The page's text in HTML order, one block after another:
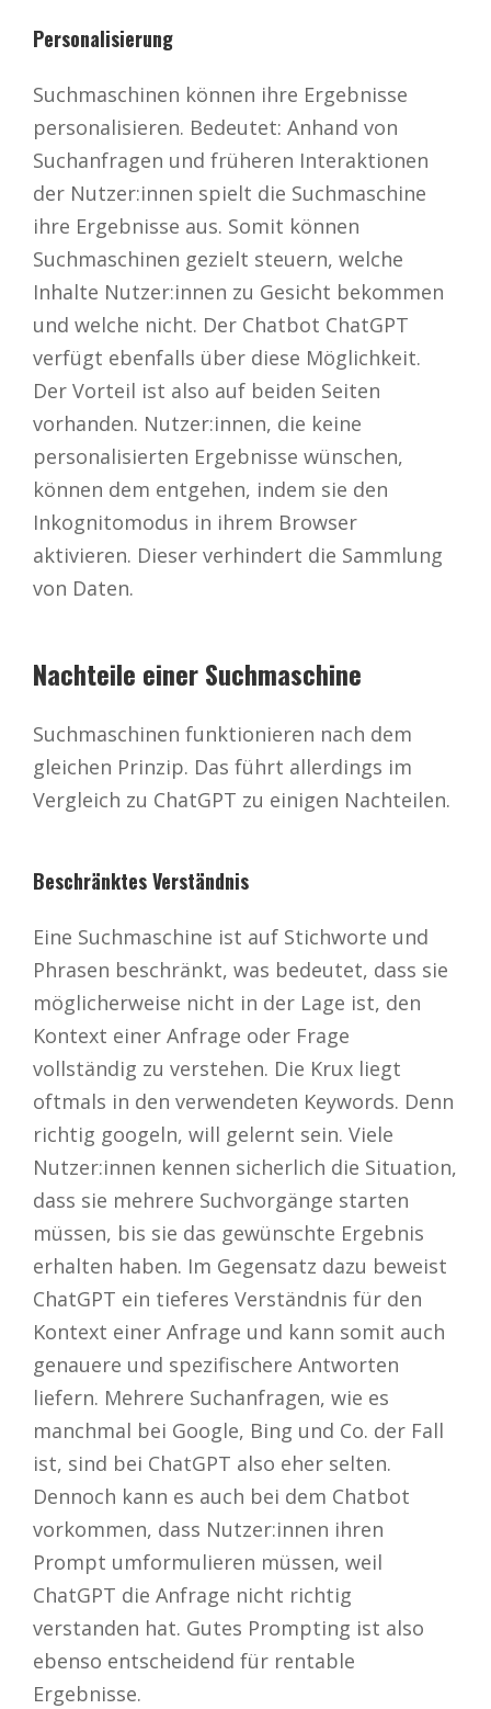
Personalisierung
Suchmaschinen können ihre Ergebnisse
personalisieren. Bedeutet: Anhand von
Suchanfragen und früheren Interaktionen
der Nutzer:innen spielt die Suchmaschine
ihre Ergebnisse aus. Somit können
Suchmaschinen gezielt steuern, welche
Inhalte Nutzer:innen zu Gesicht bekommen
und welche nicht. Der Chatbot ChatGPT
verfügt ebenfalls über diese Möglichkeit.
Der Vorteil ist also auf beiden Seiten
vorhanden. Nutzer:innen, die keine
personalisierten Ergebnisse wünschen,
können dem entgehen, indem sie den
Inkognitomodus in ihrem Browser
aktivieren. Dieser verhindert die Sammlung
von Daten.
Nachteile einer Suchmaschine
Suchmaschinen funktionieren nach dem
gleichen Prinzip. Das führt allerdings im
Vergleich zu ChatGPT zu einigen Nachteilen.
Beschränktes Verständnis
Eine Suchmaschine ist auf Stichworte und
Phrasen beschränkt, was bedeutet, dass sie
möglicherweise nicht in der Lage ist, den
Kontext einer Anfrage oder Frage
vollständig zu verstehen. Die Krux liegt
oftmals in den verwendeten Keywords. Denn
richtig googeln, will gelernt sein. Viele
Nutzer:innen kennen sicherlich die Situation,
dass sie mehrere Suchvorgänge starten
müssen, bis sie das gewünschte Ergebnis
erhalten haben. Im Gegensatz dazu beweist
ChatGPT ein tieferes Verständnis für den
Kontext einer Anfrage und kann somit auch
genauere und spezifischere Antworten
liefern. Mehrere Suchanfragen, wie es
manchmal bei Google, Bing und Co. der Fall
ist, sind bei ChatGPT also eher selten.
Dennoch kann es auch bei dem Chatbot
vorkommen, dass Nutzer:innen ihren
Prompt umformulieren müssen, weil
ChatGPT die Anfrage nicht richtig
verstanden hat. Gutes Prompting ist also
ebenso entscheidend für rentable
Ergebnisse.